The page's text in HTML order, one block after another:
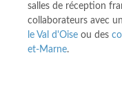
salles de réception
collaborateurs avec un
le Val d'Oise ou des
et-Marne.